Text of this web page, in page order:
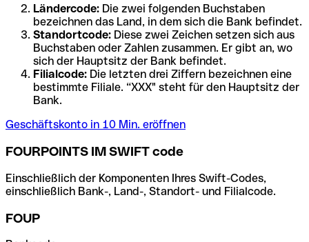
Ländercode: Die zwei folgenden Buchstaben
bezeichnen das Land, in dem sich die Bank befindet.
Standortcode: Diese zwei Zeichen setzen sich aus
Buchstaben oder Zahlen zusammen. Er gibt an, wo
sich der Hauptsitz der Bank befindet.
Filialcode: Die letzten drei Ziffern bezeichnen eine
bestimmte Filiale. “XXX" steht für den Hauptsitz der
Bank.
Geschäftskonto in 10 Min. eröffnen
FOURPOINTS IM SWIFT code
Einschließlich der Komponenten Ihres Swift-Codes,
einschließlich Bank-, Land-, Standort- und Filialcode.
FOUP